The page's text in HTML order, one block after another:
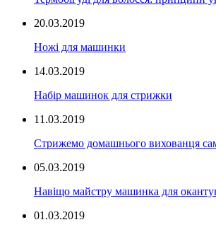
20.03.2019
Ножі для машинки
14.03.2019
Набір машинок для стрижки
11.03.2019
Стрижемо домашнього вихованця
05.03.2019
Навіщо майстру машинка для
01.03.2019